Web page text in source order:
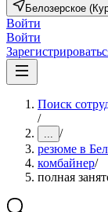
Белозерское
Войти
Войти
Поиск
/
... /
резюме в
комбайнер/
полная